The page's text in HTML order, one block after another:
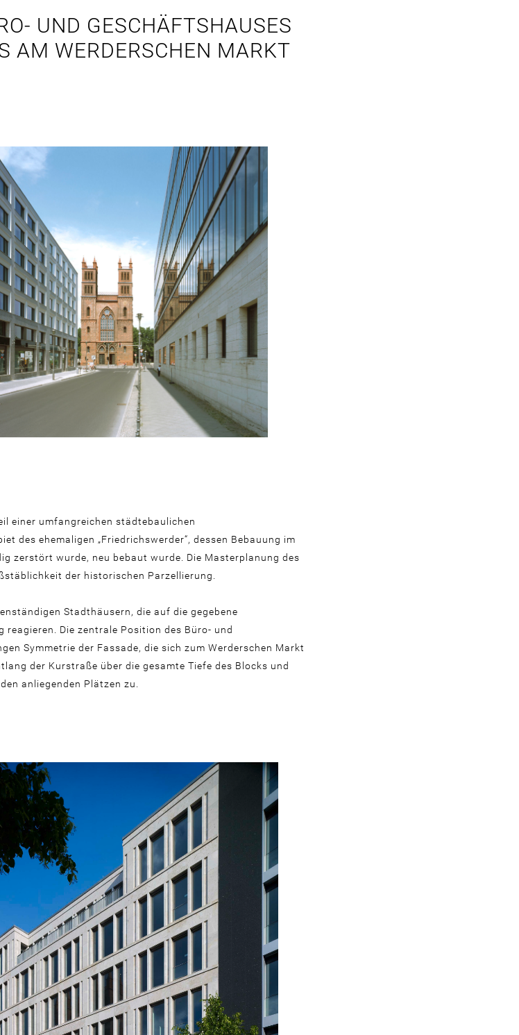
UND GESCHÄFTSHAUSES
AM WERDERSCHEN MARKT
einer umfangreichen städtebaulichen
des ehemaligen „Friedrichswerder“, dessen Bebauung im
zerstört wurde, neu bebaut wurde. Die Masterplanung des
der historischen Parzellierung.
Stadthäusern, die auf die gegebene
Die zentrale Position des Büro- und
Symmetrie der Fassade, die sich zum Werderschen Markt
der Kurstraße über die gesamte Tiefe des Blocks und
anliegenden Plätzen zu.